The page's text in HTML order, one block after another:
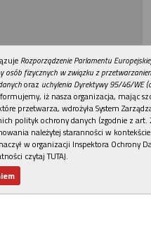
REKLAMA
Rozporządzenie Parlamentu
fizycznych w związku z
oraz uchylenia Dyrektywy 95/46/WE
iż nasza organizacja, mając
przetwarza, wdrożyła System
polityk ochrony danych (zgodnie z art.
należytej staranności w
w organizacji Inspektora Ochrony
czytaj TUTAJ.